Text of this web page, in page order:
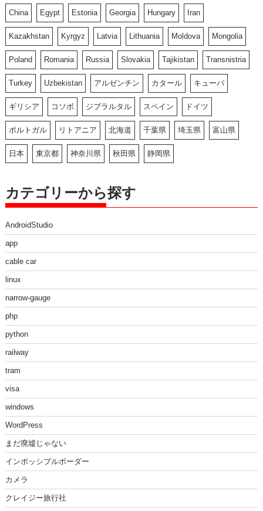
China Egypt Estonia Georgia Hungary Iran
Kazakhstan Kyrgyz Latvia Lithuania Moldova Mongolia
Poland Romania Russia Slovakia Tajikistan Transnistria
Turkey Uzbekistan アルゼンチン カタール キューバ
ギリシア コソボ ジブラルタル スペイン ドイツ
ポルトガル リトアニア 北海道 千葉県 埼玉県 富山県
日本 東京都 神奈川県 秋田県 静岡県
カテゴリーから探す
AndroidStudio
app
cable car
linux
narrow-gauge
php
python
railway
tram
visa
windows
WordPress
まだ廃墟じゃない
インポッシブルボーダー
カメラ
クレイジー旅行社